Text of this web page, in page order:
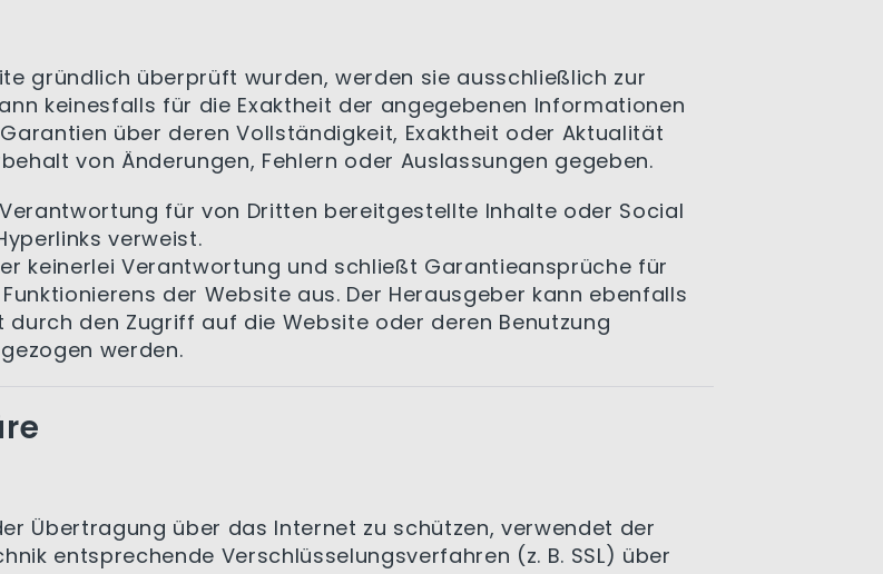
gründlich überprüft wurden, werden sie ausschließlich zur
keinesfalls für die Exaktheit der angegebenen Informationen
über deren Vollständigkeit, Exaktheit oder Aktualität
von Änderungen, Fehlern oder Auslassungen gegeben.
für von Dritten bereitgestellte Inhalte oder Social
verweist.
keinerlei Verantwortung und schließt Garantieansprüche für
der Website aus. Der Herausgeber kann ebenfalls
den Zugriff auf die Website oder deren Benutzung
werden.
Übertragung über das Internet zu schützen, verwendet der
entsprechende Verschlüsselungsverfahren (z. B. SSL) über